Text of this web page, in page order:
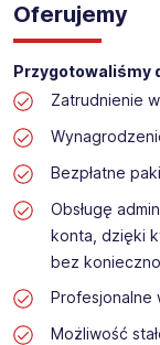
Oferujemy
Przygotowaliśmy
Zatrudnienie
Bezpłatne
Obsługę
konta, dzięki
bez
Profesjonalne
Możliwość